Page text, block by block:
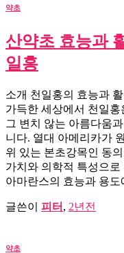
약초
산약초 효능과
일홍
소개 천일홍의 효능과
가득한 세상에서 천일
그 변치 않는 아름다움
니다. 열대 아메리카가
위 있는 본초강목인 동
가치와 의학적 특성으
아마란스의 효능과 용도
글쓴이 피터 , 2년 전
약초